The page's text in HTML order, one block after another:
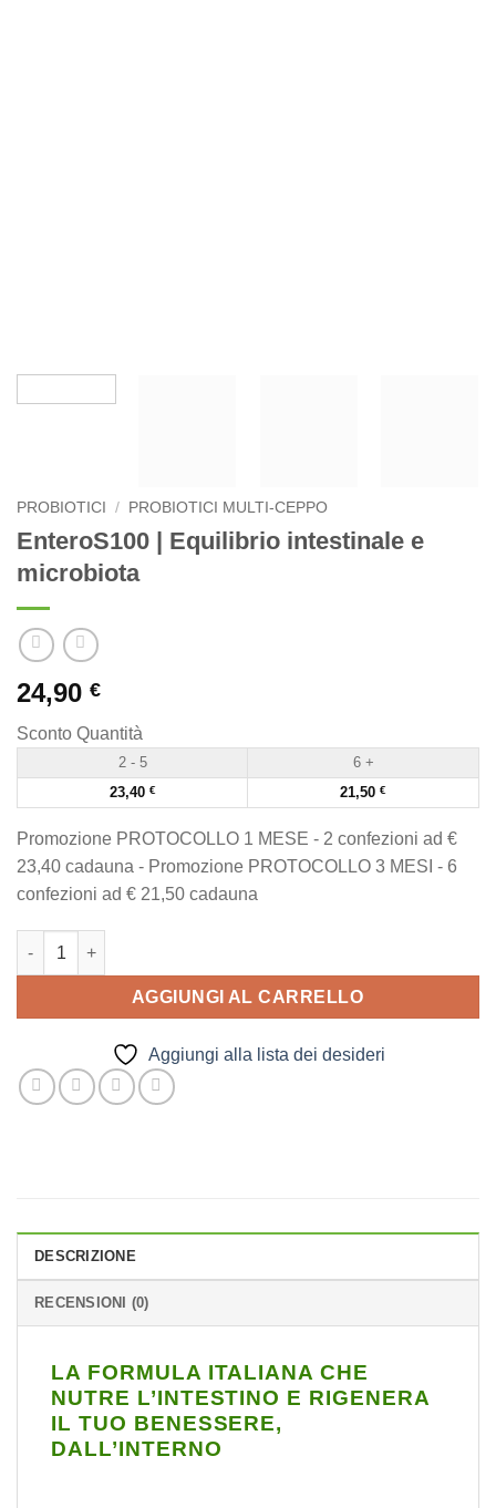
PROBIOTICI / PROBIOTICI MULTI-CEPPO
EnteroS100 | Equilibrio intestinale e
microbiota
24,90 €
Sconto Quantità
2 - 5
6 +
23,40 € 21,50 €
Promozione PROTOCOLLO 1 MESE - 2 confezioni ad €
23,40 cadauna - Promozione PROTOCOLLO 3 MESI - 6
confezioni ad € 21,50 cadauna
EnteroS100 | Equilibrio intestinale e microbiota quantità
AGGIUNGI AL CARRELLO
Aggiungi alla lista dei desideri
DESCRIZIONE
RECENSIONI (0)
LA FORMULA ITALIANA CHE
NUTRE L’INTESTINO E RIGENERA
IL TUO BENESSERE,
DALL’INTERNO